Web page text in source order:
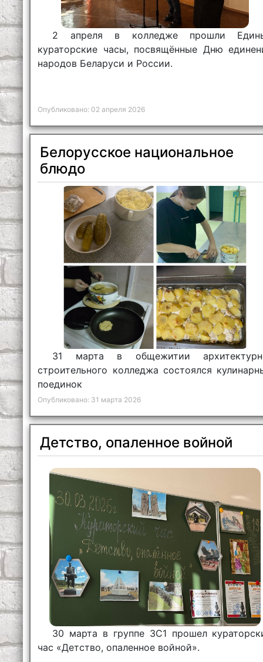
2 апреля в колледже прошли
кураторские часы, посвящённые Дню
народов Беларуси и России.
Опубликовано: 02 апреля 2026
Белорусское национальное
блюдо
31 марта в общежитии
строительного колледжа состоялся
поединок
Опубликовано: 31 марта 2026
Детство, опаленное войной
30 марта в группе 3С1 прошел
час «Детство, опаленное войной».